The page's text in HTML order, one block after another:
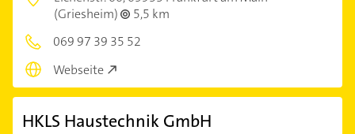
(Griesheim)
5,5 km
069 97 39 35 52
Webseite
HKLS Haustechnik GmbH